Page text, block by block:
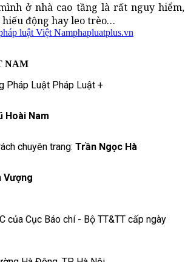
ở nhà cao tầng là rất nguy hiểm,
động hay leo trèo…
luật Việt Namphapluatplus.vn
NAM
Pháp Luật Pháp Luật +
Hoài Nam
chuyên trang: Trần Ngọc Hà
Vượng
của Cục Báo chí - Bộ TT&TT cấp ngày